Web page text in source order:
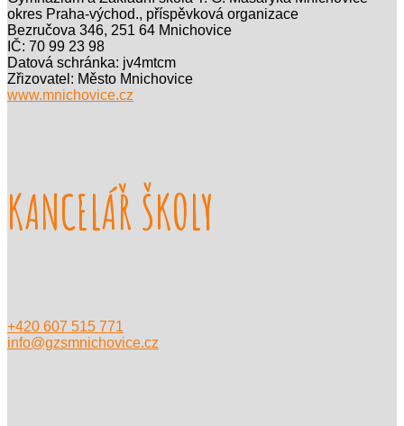
okres Praha-východ., příspěvková organizace
Bezručova 346, 251 64 Mnichovice
IČ: 70 99 23 98
Datová schránka: jv4mtcm
Zřizovatel: Město Mnichovice
www.mnichovice.cz
KANCELÁŘ ŠKOLY
+420 607 515 771
info@gzsmnichovice.cz